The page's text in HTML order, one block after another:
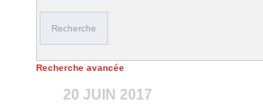
Recherche
Recherche avancée
20 JUIN 2017